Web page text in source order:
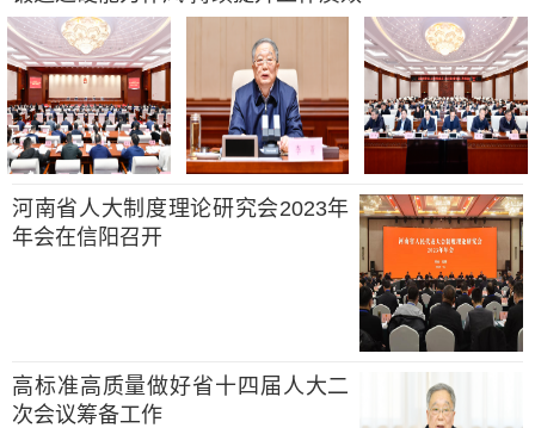
河南省人大制度理论研究会2023年
年会在信阳召开
高标准高质量做好省十四届人大二
次会议筹备工作